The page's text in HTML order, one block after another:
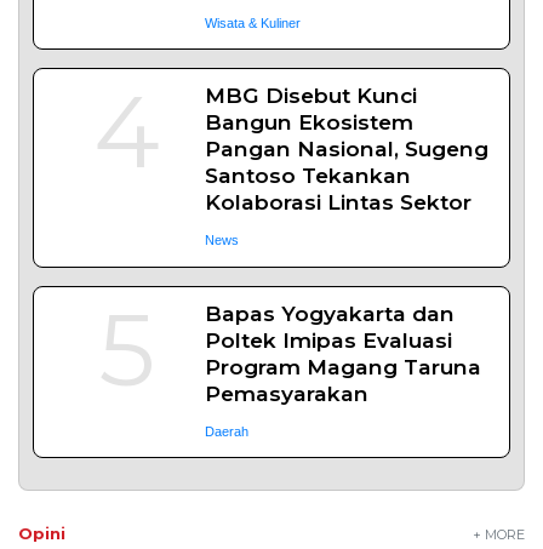
Wisata & Kuliner
4
MBG Disebut Kunci
Bangun Ekosistem
Pangan Nasional, Sugeng
Santoso Tekankan
Kolaborasi Lintas Sektor
News
5
Bapas Yogyakarta dan
Poltek Imipas Evaluasi
Program Magang Taruna
Pemasyarakan
Daerah
Opini + MORE